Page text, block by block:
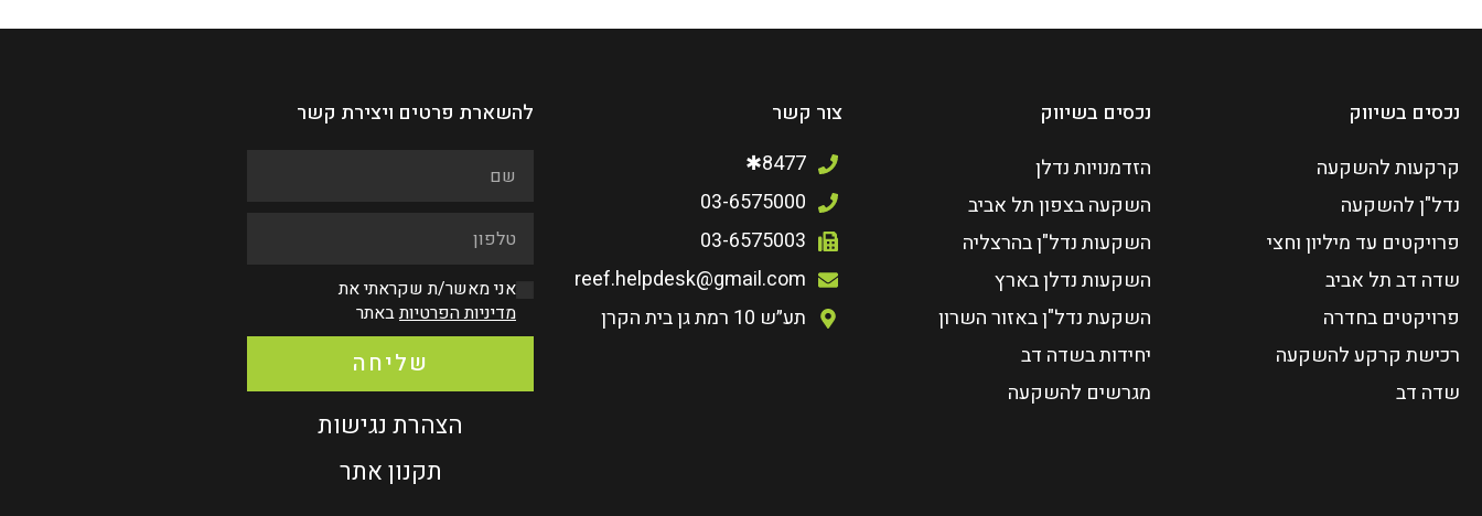
נכסים בשיווק
קרקעות להשקעה
נדל"ן להשקעה
פרויקטים עד מיליון וחצי
שדה דב תל אביב
פרויקטים בחדרה
רכישת קרקע להשקעה
שדה דב
נכסים בשיווק
הזדמנויות נדלן
השקעה בצפון תל אביב
השקעות נדל"ן בהרצליה
השקעות נדלן בארץ
השקעת נדל"ן באזור השרון
יחידות בשדה דב
מגרשים להשקעה
צור קשר
8477✱
03-6575000
03-6575003
reef.helpdesk@gmail.com
תע״ש 10 רמת גן בית הקרן
להשארת פרטים ויצירת קשר
אני מאשר/ת שקראתי את
מדיניות הפרטיותבאתר
שליחה
הצהרת נגישות
תקנון אתר